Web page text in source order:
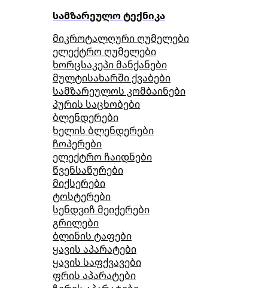
სამზარეულო ტექნიკა
მიკროტალღური ღუმელები
ელექტრო ღუმელები
ხორცსაკეპი მანქანები
მულტისახარში ქვაბები
სამზარეულოს კომბაინები
პურის საცხობები
ბლენდერები
ხელის ბლენდერები
ჩოპერები
ელექტრო ჩაიდნები
წვენსაწურები
მიქსერები
ტოსტერები
სენდვიჩ მეიქერები
გრილები
ბლინის ტაფები
ყავის აპარატები
ყავის საფქვავები
ფრის აპარატები